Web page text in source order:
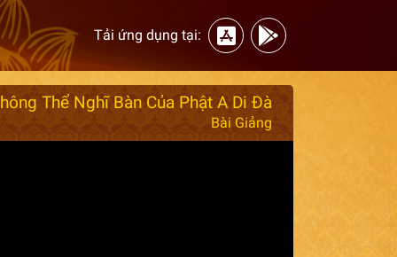
Tải ứng dụng tại:
Thể Nghĩ Bàn Của Phật A Di Đà
Bài Giảng